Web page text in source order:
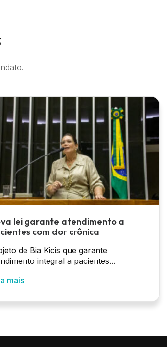
lei garante atendimento a
com dor crônica
de Bia Kicis que garante
integral a pacientes...
mais